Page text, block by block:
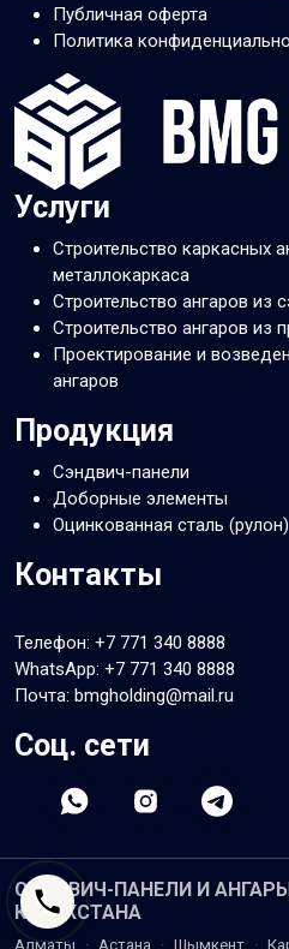
Публичная оферта
Политика
Услуги
Строительство каркасных
металлокаркаса
Строительство ангаров из
Строительство ангаров из
Проектирование и
ангаров
Продукция
Сэндвич-панели
Доборные элементы
Оцинкованная сталь (рулон)
Контакты
Телефон: +7 771 340 8888
WhatsApp: +7 771 340 8888
Почта: bmgholding@mail.ru
Соц. сети
СЭНДВИЧ-ПАНЕЛИ И
КАЗАХСТАНА
Алматы · Астана · Шымкент ·